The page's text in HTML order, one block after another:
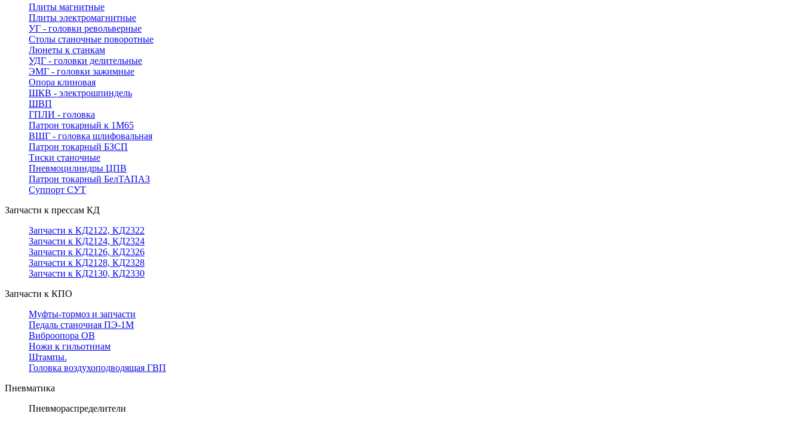
Плиты магнитные
Плиты электромагнитные
УГ - головки револьверные
Столы станочные поворотные
Люнеты к станкам
УДГ - головки делительные
ЭМГ - головки зажимные
Опора клиновая
ШКВ - электрошпиндель
ШВП
ГПЛИ - головка
Патрон токарный к 1М65
ВШГ - головка шлифовальная
Патрон токарный БЗСП
Тиски станочные
Пневмоцилиндры ЦПВ
Патрон токарный БелТАПАЗ
Суппорт СУТ
Запчасти к прессам КД
Запчасти к КД2122, КД2322
Запчасти к КД2124, КД2324
Запчасти к КД2126, КД2326
Запчасти к КД2128, КД2328
Запчасти к КД2130, КД2330
Запчасти к КПО
Муфты-тормоз и запчасти
Педаль станочная ПЭ-1М
Виброопора ОВ
Ножи к гильотинам
Штампы.
Головка воздухоподводящая ГВП
Пневматика
Пневмораспределители